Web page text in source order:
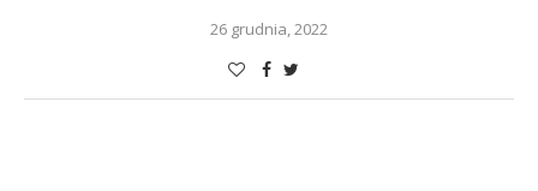
26 grudnia, 2022